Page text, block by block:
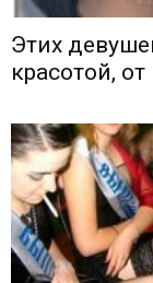
Этих
красотой,